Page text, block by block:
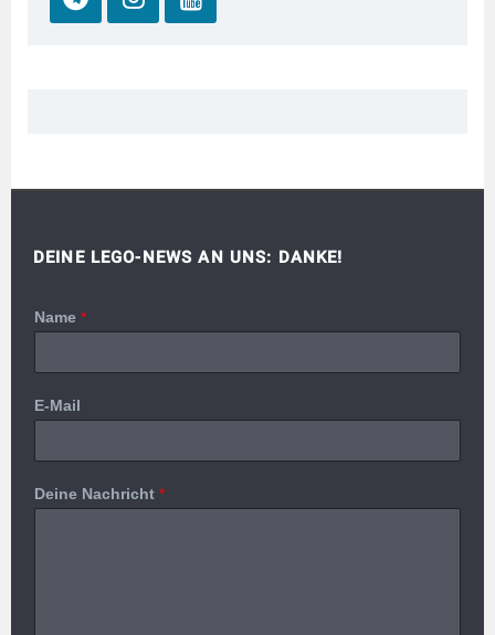
DEINE LEGO-NEWS AN UNS: DANKE!
Name *
E-Mail
Deine Nachricht *